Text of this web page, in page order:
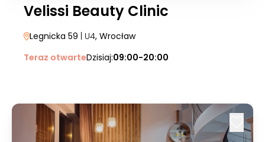
Velissi Beauty Clinic
Legnicka 59 | U4, Wrocław
Teraz otwarteDzisiaj:09:00-20:00